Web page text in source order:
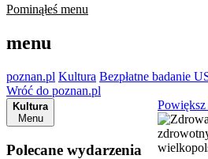
Pominąłeś menu
menu
poznan.pl Kultura Bezpłatne badanie
Wróć do poznan.pl
Kultura
Menu
Polecane wydarzenia
Powiększ